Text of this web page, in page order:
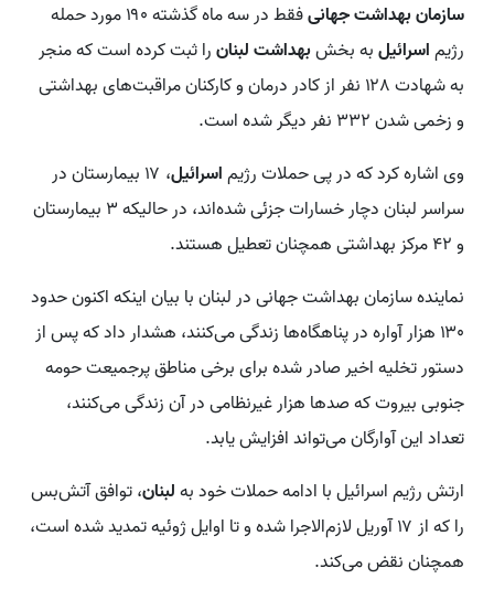
سازمان بهداشت جهانی
فقط در سه ماه گذشته ۱۹۰ مورد حمله
رژیماسرائیلبه بخشبهداشت لبنانرا ثبت کرده است که منجر
به شهادت ۱۲۸ نفر از کادر درمان و کارکنان مراقبت‌های بهداشتی
و زخمی شدن ۳۳۲ نفر دیگر شده است.
وی اشاره کرد که در پی حملات رژیماسرائیل
، ۱۷ بیمارستان در
سراسر لبنان دچار خسارات جزئی شده‌اند، در حالیکه ۳ بیمارستان
و ۴۲ مرکز بهداشتی همچنان تعطیل هستند.
نماینده سازمان بهداشت جهانی در لبنان با بیان اینکه اکنون حدود
۱۳۰ هزار آواره در پناهگاه‌ها زندگی می‌کنند، هشدار داد که پس از
دستور تخلیه اخیر صادر شده برای برخی مناطق پرجمیعت حومه
جنوبی بیروت که صدها هزار غیرنظامی در آن زندگی می‌کنند،
تعداد این آوارگان می‌تواند افزایش یابد.
ارتش رژیم اسرائیل با ادامه حملات خود بهلبنان، توافق آتش‌بس
را که از ۱۷ آوریل لازم‌الاجرا شده و تا اوایل ژوئیه تمدید شده است،
همچنان نقض می‌کند.